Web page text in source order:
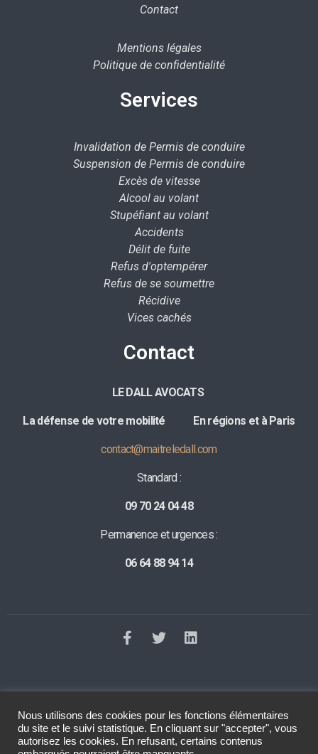
Contact
Mentions légales
Politique de confidentialité
Services
Invalidation de Permis de conduire
Suspension de Permis de conduire
Excès de vitesse
Alcool au volant
Stupéfiant au volant
Accidents
Délit de fuite
Refus d'optempérer
Refus de se soumettre
Récidive
Vices cachés
Contact
LE DALL AVOCATS
La défense de votre mobilité En régions et à Paris
contact@maitreledall.com
Standard :
09 70 24 04 48
Permanence et urgences :
06 64 88 94 14
©2023 Tous droits réservés Le Dall Avocat . Réalisation
Raphaelle
Baut
Nous utilisons des cookies pour les fonctions élémentaires
du site et le suivi statistique. En cliquant sur "accepter", vous
autorisez les cookies. En refusant, certains contenus